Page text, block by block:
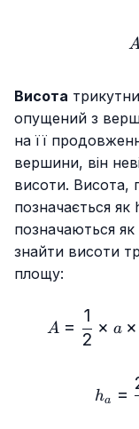
Висота
опущений з
на її
вершини, він
висоти. Висота,
позначається як
позначаються
знайти висоти
площу:
A =
2
1
× a ×
ha =